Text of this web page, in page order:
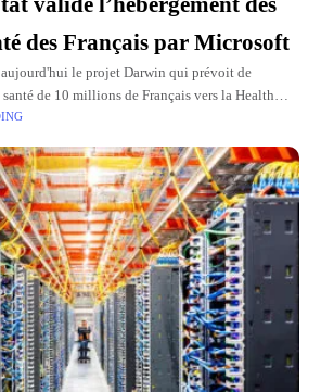
des Français par Microsoft
le projet Darwin qui prévoit de
santé de 10 millions de Français vers la Health
par Microsoft.